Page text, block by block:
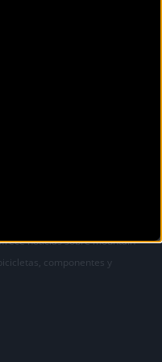
noticias sobre mountain
componentes y